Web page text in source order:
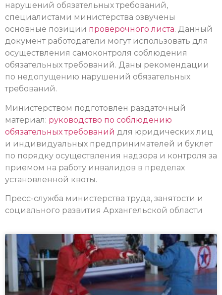
нарушений обязательных требований,
специалистами министерства озвучены
основные позиции проверочного листа. Данный
документ работодатели могут использовать для
осуществления самоконтроля соблюдения
обязательных требований. Даны рекомендации
по недопущению нарушений обязательных
требований.
Министерством подготовлен раздаточный
материал: руководство по соблюдению
обязательных требований для юридических лиц
и индивидуальных предпринимателей и буклет
по порядку осуществления надзора и контроля за
приемом на работу инвалидов в пределах
установленной квоты.
Пресс-служба министерства труда, занятости и
социального развития Архангельской области